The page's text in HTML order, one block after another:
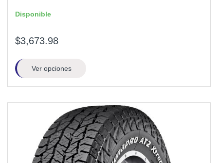
Disponible
$3,673.98
Ver opciones